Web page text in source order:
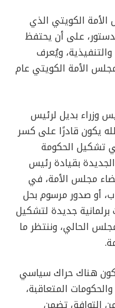
الكويتي الذي
على أن يحتفظ
ويُعرف
الأمة الكويتي عام
وزراء بديل لرئيس
يكون قادرًا على كسر
تشكيل الحكومة
بقيادة رئيس
مجلس الأمة، في
أو صدور مرسوم بحل
برلمانية جديدة لتشكيل
الحالي، وننتظر ما
هناك حراك سياسي
المتعاقبة،